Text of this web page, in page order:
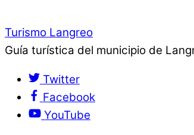
Turismo Langreo
Guía turística del municipio de
Twitter
Facebook
YouTube